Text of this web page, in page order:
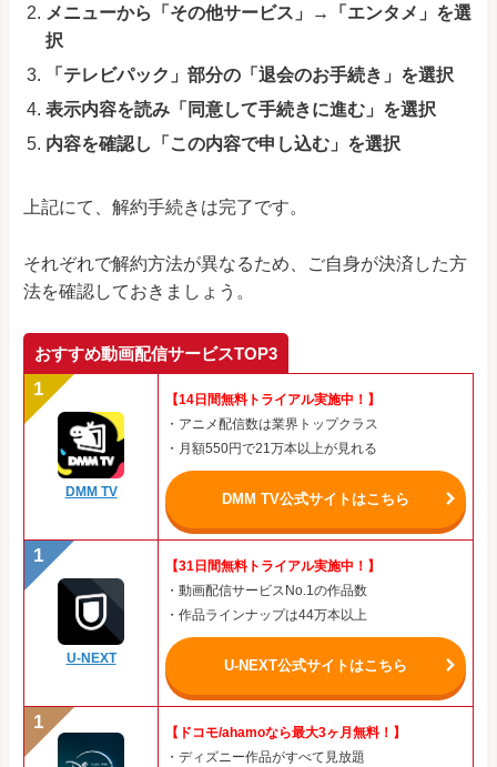
メニューから「その他サービス」→「エンタメ」を選
択
「テレビパック」部分の「退会のお手続き」を選択
表示内容を読み「同意して手続きに進む」を選択
内容を確認し「この内容で申し込む」を選択
上記にて、解約手続きは完了です。
それぞれで解約方法が異なるため、ご自身が決済した方
法を確認しておきましょう。
おすすめ動画配信サービスTOP3
DMM TV
【14日間無料トライアル実施中！】
・アニメ配信数は業界トップクラス
・月額550円で21万本以上が見れる
DMM TV公式サイトはこちら
U-NEXT
【31日間無料トライアル実施中！】
・動画配信サービスNo.1の作品数
・作品ラインナップは44万本以上
U-NEXT公式サイトはこちら
【ドコモ/ahamoなら最大3ヶ月無料！】
・ディズニー作品がすべて見放題